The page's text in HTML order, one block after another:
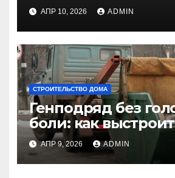
АПР 10, 2026 ADMIN
СТРОИТЕЛЬСТВО ДОМА
Генподряд без
боли: как
логистику вывоза
многоквартирном
высотном
АПР 9, 2026 ADMIN